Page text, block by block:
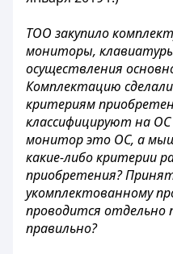
ТОО закупило
мониторы,
осуществления
Комплектацию
критериям
классифицируют на
монитор это ОС, а
какие-либо критерии
приобретения?
укомплектованному
проводится отдельно
правильно?